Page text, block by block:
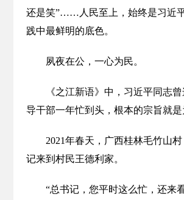
还是笑”……人民至上，始终是习近
践中最鲜明的底色。
夙夜在公，一心为民。
《之江新语》中，习近平同志
导干部一年忙到头，根本的宗旨就
2021年春天，广西桂林毛竹山
记来到村民王德利家。
“总书记，您平时这么忙，还来